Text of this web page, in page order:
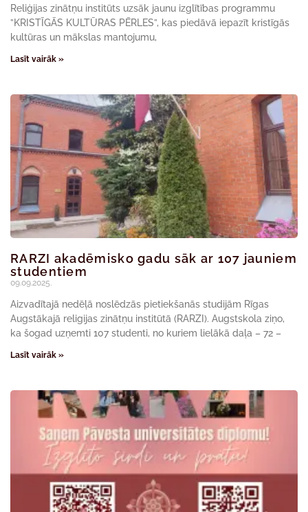
Reliģijas zinātņu institūts uzsāk jaunu izglītības programmu
”KRISTĪGĀS KULTŪRAS PĒRLES”, kas piedāvā iepazīt kristīgās
kultūras un mākslas mantojumu,
Lasīt vairāk »
RARZI akadēmisko gadu sāk ar 107 jauniem
studentiem
09.09.2025.
Aizvadītajā nedēļā noslēdzās pietiekšanās studijām Rīgas
Augstākajā religijas zinātņu institūtā (RARZI). Augstskola ziņo,
ka šogad uzņemti 107 studenti, no kuriem lielākā daļa – 72 –
Lasīt vairāk »